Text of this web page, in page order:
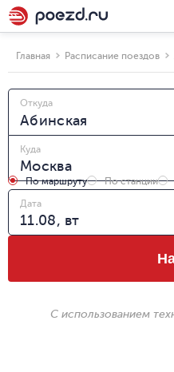
Главная Расписание поездов
Откуда
Куда
По маршруту По станции
Дата
С использованием